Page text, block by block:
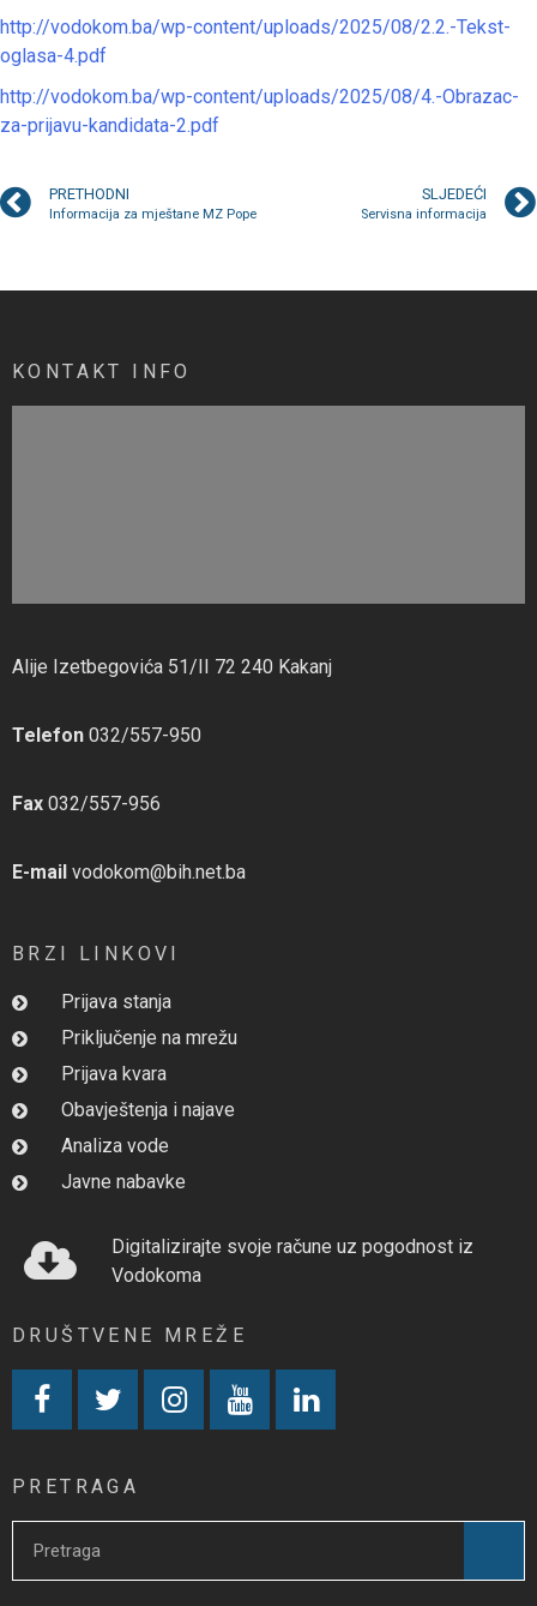
http://vodokom.ba/wp-content/uploads/2025/08/2.2.-Tekst-
oglasa-4.pdf
http://vodokom.ba/wp-content/uploads/2025/08/4.-Obrazac-
za-prijavu-kandidata-2.pdf
PRETHODNI
Informacija za mještane MZ Pope
SLJEDEĆI
Servisna informacija
KONTAKT INFO
Alije Izetbegovića 51/II 72 240 Kakanj
Telefon 032/557-950
Fax 032/557-956
E-mail vodokom@bih.net.ba
BRZI LINKOVI
Prijava stanja
Priključenje na mrežu
Prijava kvara
Obavještenja i najave
Analiza vode
Javne nabavke
Digitalizirajte svoje račune uz pogodnost iz
Vodokoma
DRUŠTVENE MREŽE
PRETRAGA